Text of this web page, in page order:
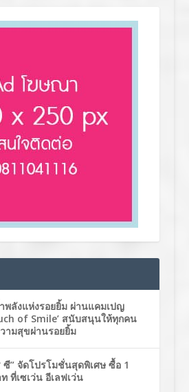
พลังแห่งรอยยิ้ม ผ่านแคมเปญ
of Smile’ สนับสนุนให้ทุกคน
ามสุขผ่านรอยยิ้ม
ซี” จัดโปรโมชั่นสุดพิเศษ ซื้อ 1
ที่เซเว่น อีเลฟเว่น